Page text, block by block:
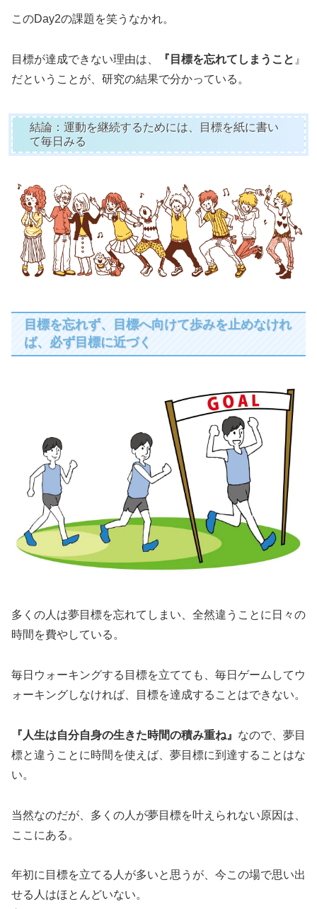
このDay2の課題を笑うなかれ。
目標が達成できない理由は、 『目標を忘れてしまうこと 』
だということが、研究の結果で分かっている。
結論：運動を継続するためには、目標を紙に書い
て毎日みる
目標を忘れず、目標へ向けて歩みを止めなけれ
ば、必ず目標に近づく
多くの人は夢目標を忘れてしまい、全然違うことに日々の
時間を費やしている。
毎日ウォーキングする目標を立てても、毎日ゲームしてウ
ォーキングしなければ、目標を達成することはできない。
『人生は自分自身の生きた時間の積み重ね』 なので、夢目
標と違うことに時間を使えば、夢目標に到達することはな
い。
当然なのだが、多くの人が夢目標を叶えられない原因は、
ここにある。
年初に目標を立てる人が多いと思うが、今この場で思い出
せる人はほとんどいない。